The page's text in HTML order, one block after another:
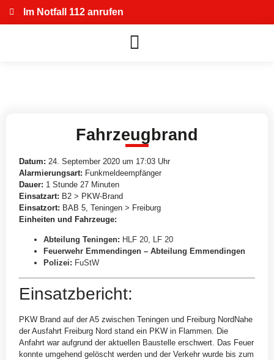
Im Notfall 112 anrufen
Fahrzeugbrand
Datum: 24. September 2020 um 17:03 Uhr
Alarmierungsart: Funkmeldeempfänger
Dauer: 1 Stunde 27 Minuten
Einsatzart: B2 > PKW-Brand
Einsatzort: BAB 5, Teningen > Freiburg
Einheiten und Fahrzeuge:
Abteilung Teningen: HLF 20, LF 20
Feuerwehr Emmendingen – Abteilung Emmendingen
Polizei: FuStW
Einsatzbericht:
PKW Brand auf der A5 zwischen Teningen und Freiburg NordNahe
der Ausfahrt Freiburg Nord stand ein PKW in Flammen. Die
Anfahrt war aufgrund der aktuellen Baustelle erschwert. Das Feuer
konnte umgehend gelöscht werden und der Verkehr wurde bis zum